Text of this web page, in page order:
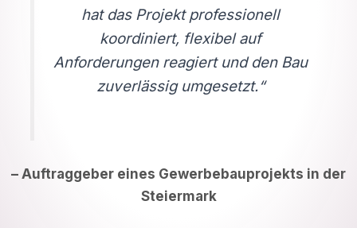
hat das Projekt professionell
koordiniert, flexibel auf
Anforderungen reagiert und den Bau
zuverlässig umgesetzt.“
– Auftraggeber eines Gewerbebauprojekts in der
Steiermark